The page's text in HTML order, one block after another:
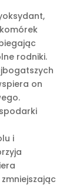
rodniki.
on
i